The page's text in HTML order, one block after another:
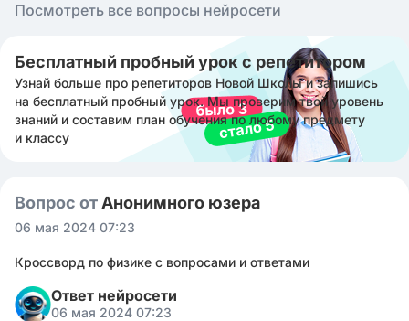
Посмотреть все вопросы нейросети
Бесплатный пробный урок с репетитором
Узнай больше про репетиторов Новой Школы и запишись
на бесплатный пробный урок. Мы проверим твой уровень
знаний и составим план обучения по любому предмету
и классу
Вопрос от Анонимного юзера
06 мая 2024 07:23
Кроссворд по физике с вопросами и ответами
Ответ нейросети
06 мая 2024 07:23